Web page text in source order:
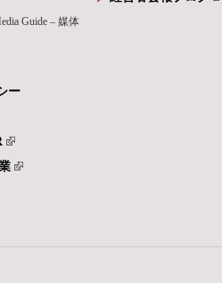
Guide – 媒体
ー